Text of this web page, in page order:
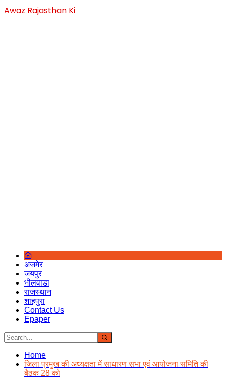
Skip
to
Awaz Rajasthan Ki
अजमेर
जयपुर
भीलवाडा
राजस्थान
शाहपुरा
Contact Us
Epaper
Home
जिला प्रमुख की अध्यक्षता में साधारण सभा एवं आयोजना समिति की
बैठक 28 को